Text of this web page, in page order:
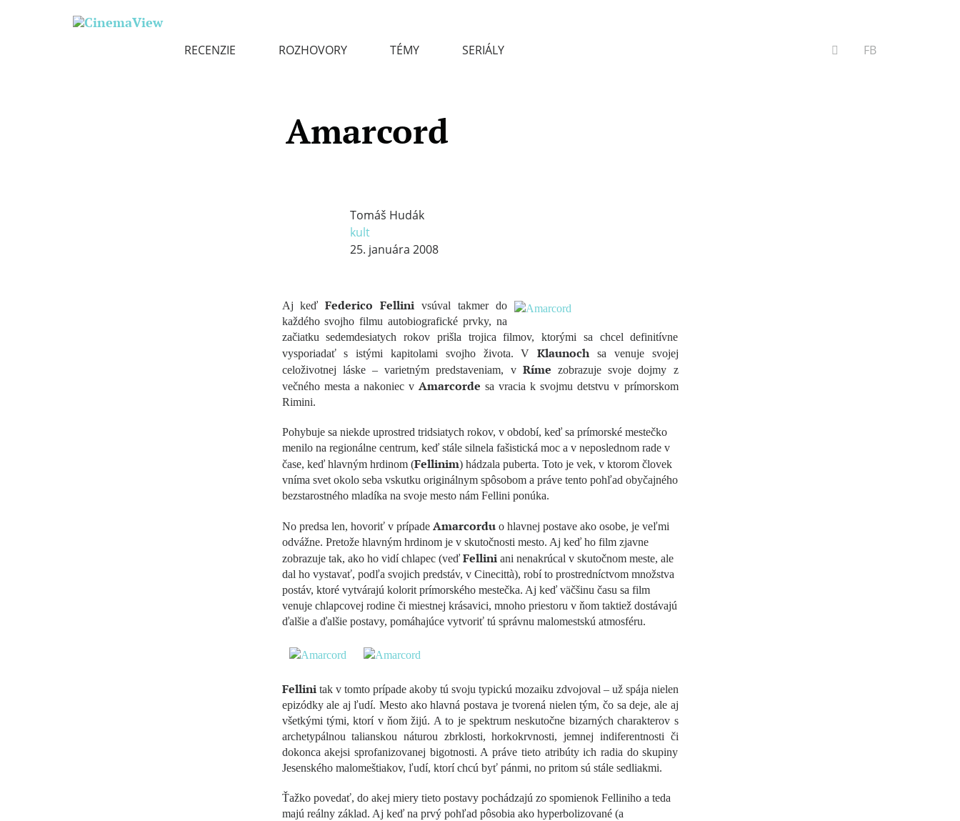
RECENZIE ROZHOVORY TÉMY SERIÁLY VYHĽADÁVANIE
FB
Amarcord
Tomáš Hudák
kult
25. januára 2008
Aj keďFederico Fellini vsúval takmer do
každého svojho filmu autobiografické prvky, na
začiatku sedemdesiatych rokov prišla trojica filmov, ktorými sa chcel definitívne
vysporiadať s istými kapitolami svojho života. V
Klaunoch sa venuje svojej
celoživotnej láske – varietným predstaveniam, v Ríme zobrazuje svoje dojmy z
večného mesta a nakoniec v Amarcorde sa vracia k svojmu detstvu v prímorskom
Rimini.
Pohybuje sa niekde uprostred tridsiatych rokov, v období, keď sa prímorské mestečko
menilo na regionálne centrum, keď stále silnela fašistická moc a v neposlednom rade v
čase, keď hlavným hrdinom (Fellinim) hádzala puberta. Toto je vek, v ktorom človek
vníma svet okolo seba vskutku originálnym spôsobom a práve tento pohľad obyčajného
bezstarostného mladíka na svoje mesto nám Fellini ponúka.
No predsa len, hovoriť v prípade Amarcorduo hlavnej postave ako osobe, je veľmi
odvážne. Pretože hlavným hrdinom je v skutočnosti mesto. Aj keď ho film zjavne
zobrazuje tak, ako ho vidí chlapec (veď Felliniani nenakrúcal v skutočnom meste, ale
dal ho vystavať, podľa svojich predstáv, v Cinecittà), robí to prostredníctvom množstva
postáv, ktoré vytvárajú kolorit prímorského mestečka. Aj keď väčšinu času sa film
venuje chlapcovej rodine či miestnej krásavici, mnoho priestoru v ňom taktiež dostávajú
ďalšie a ďalšie postavy, pomáhajúce vytvoriť tú správnu malomestskú atmosféru.
Fellinitak v tomto prípade akoby tú svoju typickú mozaiku zdvojoval – už spája nielen
epizódky ale aj ľudí. Mesto ako hlavná postava je tvorená nielen tým, čo sa deje, ale aj
všetkými tými, ktorí v ňom žijú. A to je spektrum neskutočne bizarných charakterov s
archetypálnou talianskou náturou zbrklosti, horkokrvnosti, jemnej indiferentnosti či
dokonca akejsi sprofanizovanej bigotnosti. A práve tieto atribúty ich radia do skupiny
Jesenského malomeštiakov, ľudí, ktorí chcú byť pánmi, no pritom sú stále sedliakmi.
Ťažko povedať, do akej miery tieto postavy pochádzajú zo spomienok Felliniho a teda
majú reálny základ. Aj keď na prvý pohľad pôsobia ako hyperbolizované (a